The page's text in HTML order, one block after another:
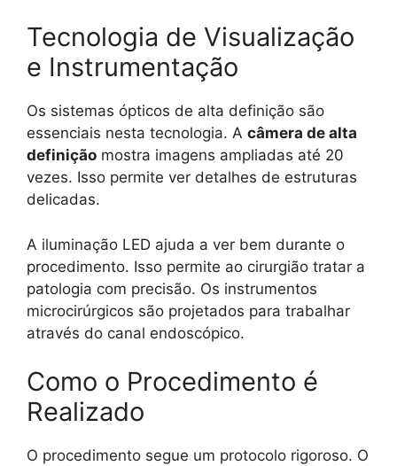
Tecnologia de Visualização
e Instrumentação
Os sistemas ópticos de alta definição são
essenciais nesta tecnologia. A câmera de alta
definição mostra imagens ampliadas até 20
vezes. Isso permite ver detalhes de estruturas
delicadas.
A iluminação LED ajuda a ver bem durante o
procedimento. Isso permite ao cirurgião tratar a
patologia com precisão. Os instrumentos
microcirúrgicos são projetados para trabalhar
através do canal endoscópico.
Como o Procedimento é
Realizado
O procedimento segue um protocolo rigoroso. O